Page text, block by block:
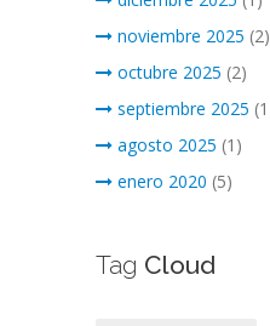
noviembre 2025 (2)
octubre 2025 (2)
septiembre 2025
agosto 2025 (1)
enero 2020 (5)
Tag Cloud